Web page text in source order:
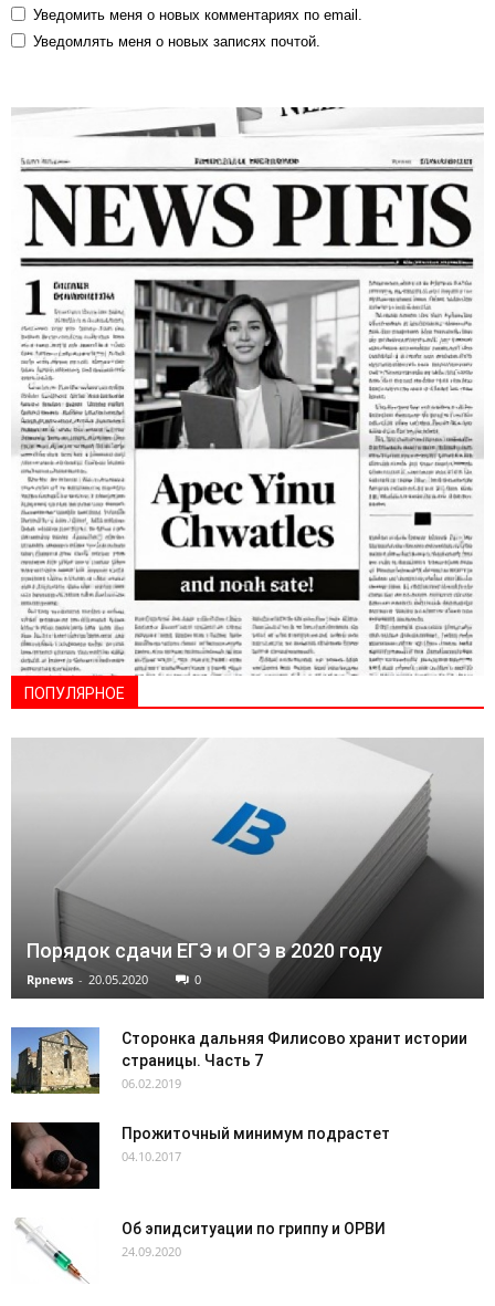
Уведомить меня о новых комментариях по email.
Уведомлять меня о новых записях почтой.
ПОПУЛЯРНОЕ
Порядок сдачи ЕГЭ и ОГЭ в 2020 году
Rpnews - 20.05.2020 0
Сторонка дальняя Филисово хранит истории
страницы. Часть 7
06.02.2019
Прожиточный минимум подрастет
04.10.2017
Об эпидситуации по гриппу и ОРВИ
24.09.2020